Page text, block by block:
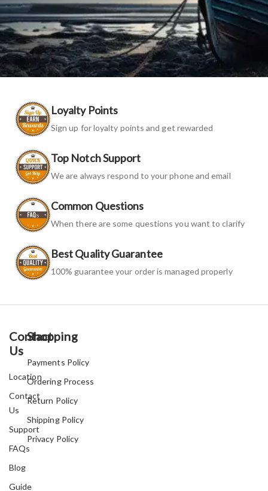
Loyalty Points
Sign up for loyalty points and get rewarded
Top Notch Support
We are always respond to your phone and email
Common Questions
When there are some questions you want to clarify
Best Quality Guarantee
100% guarantee your order is managed properly
Contact
Us
Location
Contact
Us
Support
FAQs
Blog
Guide
Shopping
Payments Policy
Ordering Process
Return Policy
Shipping Policy
Privacy Policy